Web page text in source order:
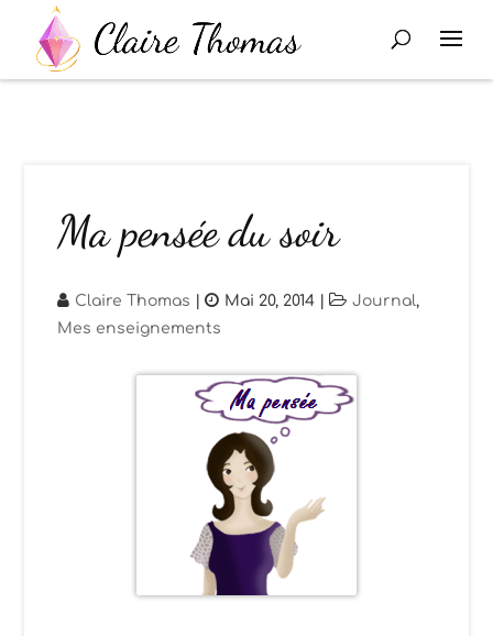
Ma pensée du soir
Claire Thomas | Mai 20, 2014 | Journal,
Mes enseignements